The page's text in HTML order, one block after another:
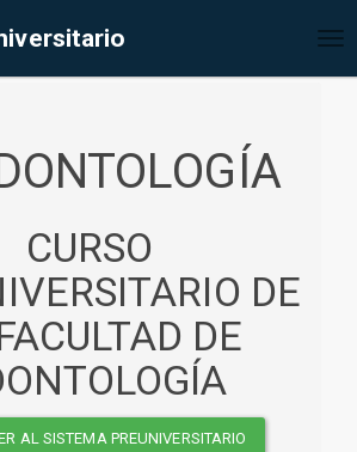
CURSO
DE
DE
AL SISTEMA PREUNIVERSITARIO